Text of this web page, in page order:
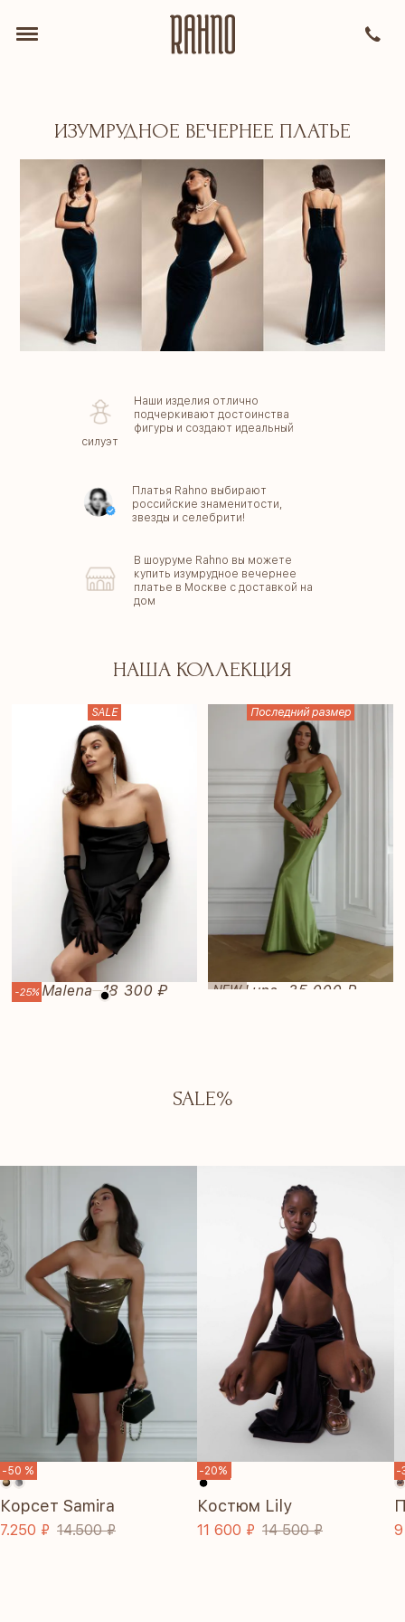
ИЗУМРУДНОЕ ВЕЧЕРНЕЕ ПЛАТЬЕ
Наши изделия отлично
подчеркивают достоинства
фигуры и создают идеальный
силуэт
Платья Rahno выбирают
российские знаменитости,
звезды и селебрити!
В шоуруме Rahno вы можете
купить изумрудное вечернее
платье в Москве с доставкой на
дом
НАША КОЛЛЕКЦИЯ
-25% Malena—18 300 ₽
SALE
NEWLuna 35 000 ₽
Последний размер
SALE%
-50 %
Корсет Samira
7.250 ₽ 14.500 ₽
SALE
-20%
Костюм Lily
11 600 ₽ 14 500 ₽
-